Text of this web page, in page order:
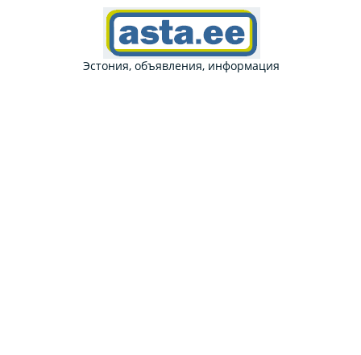
Эстония, объявления, информация